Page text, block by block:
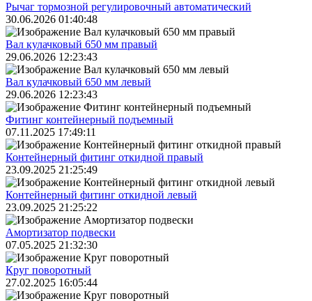
Рычаг тормозной регулировочный автоматический
30.06.2026 01:40:48
Вал кулачковый 650 мм правый
29.06.2026 12:23:43
Вал кулачковый 650 мм левый
29.06.2026 12:23:43
Фитинг контейнерный подъемный
07.11.2025 17:49:11
Контейнерный фитинг откидной правый
23.09.2025 21:25:49
Контейнерный фитинг откидной левый
23.09.2025 21:25:22
Амортизатор подвески
07.05.2025 21:32:30
Круг поворотный
27.02.2025 16:05:44